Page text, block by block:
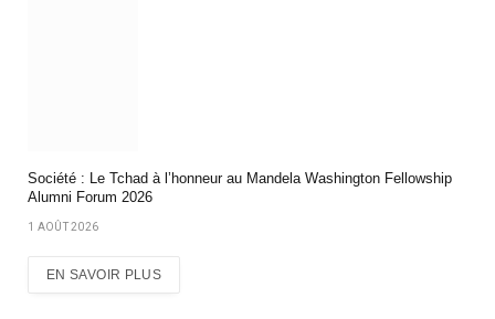
Société : Le Tchad à l’honneur au Mandela Washington Fellowship
Alumni Forum 2026
1 AOÛT 2026
EN SAVOIR PLUS